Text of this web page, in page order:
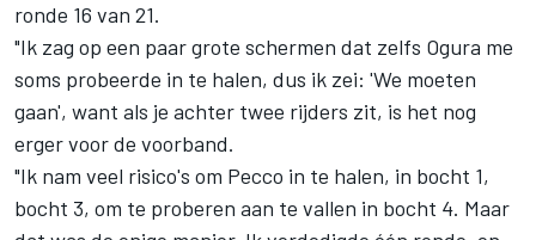
ronde 16 van 21.
"Ik zag op een paar grote schermen dat zelfs Ogura me
soms probeerde in te halen, dus ik zei: 'We moeten
gaan', want als je achter twee rijders zit, is het nog
erger voor de voorband.
"Ik nam veel risico's om Pecco in te halen, in bocht 1,
bocht 3, om te proberen aan te vallen in bocht 4. Maar